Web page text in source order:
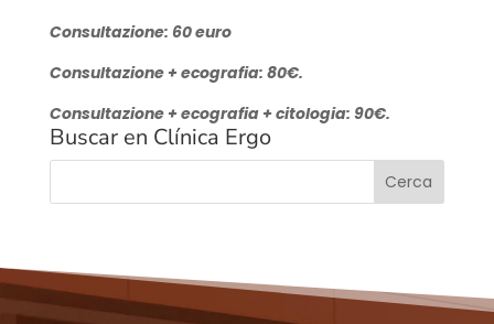
Consultazione: 60 euro
Consultazione + ecografia: 80€.
Consultazione + ecografia + citologia: 90€.
Buscar en Clínica Ergo